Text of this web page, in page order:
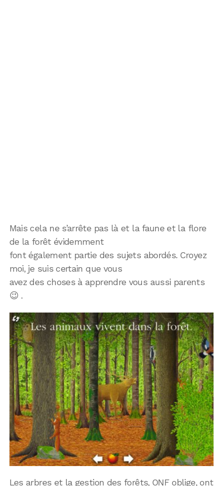
Mais cela ne s’arrête pas là et la faune et la flore
de la forêt évidemment
font également partie des sujets abordés. Croyez
moi, je suis certain que vous
avez des choses à apprendre vous aussi parents
😉 .
Les arbres et la gestion des forêts, ONF oblige, ont